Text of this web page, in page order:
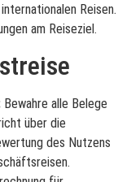
Reisen.
am Reiseziel.
Bewahre alle Belege
über die
des Nutzens